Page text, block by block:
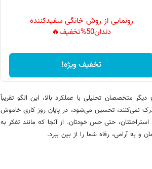
رونمایی از روش خانگی سفیدکننده
دندان50%تخفیف🔥
تخفیف ویژه!
متخصصان تحلیلی با عملکرد بالا، این الگو تقریباً
نمی‌کنند، تحسین می‌شود، در پایان روز کاری خاموش
حتی حس خودتان. از آنجا که مانند تفکر به
به آرامی، رفاه شما را از بین ببرد.